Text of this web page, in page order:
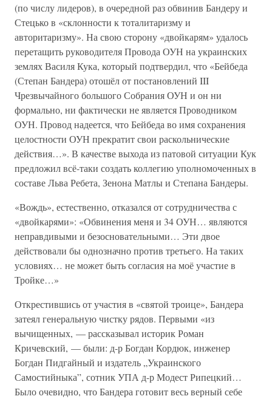
(по числу лидеров), в очередной раз обвинив Бандеру и
Стецько в «склонности к тоталитаризму и
авторитаризму». На свою сторону «двойкарям» удалось
перетащить руководителя Провода ОУН на украинских
землях Василя Кука, который подтвердил, что «Бейбеда
(Степан Бандера) отошёл от постановлений III
Чрезвычайного большого Собрания ОУН и он ни
формально, ни фактически не является Проводником
ОУН. Провод надеется, что Бейбеда во имя сохранения
целостности ОУН прекратит свои раскольнические
действия…». В качестве выхода из патовой ситуации Кук
предложил всё-таки создать коллегию уполномоченных в
составе Льва Ребета, Зенона Матлы и Степана Бандеры.
«Вождь», естественно, отказался от сотрудничества с
«двойкарями»: «Обвинения меня и 34 ОУН… являются
неправдивыми и безосновательными… Эти двое
действовали бы однозначно против третьего. На таких
условиях… не может быть согласия на моё участие в
Тройке…»
Открестившись от участия в «святой троице», Бандера
затеял генеральную чистку рядов. Первыми «из
вычищенных, — рассказывал историк Роман
Кричевский, — были: д-р Богдан Кордюк, инженер
Богдан Пидгайный и издатель „Украинского
Самостийныка”, сотник УПА д-р Модест Рипецкий…
Было очевидно, что Бандера готовит весь верный себе